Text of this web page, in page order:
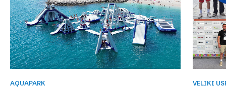
AQUAPARK VELIKI